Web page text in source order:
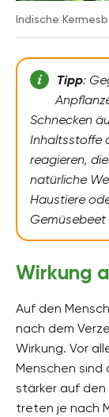
Indische
Tipp:
Schnecken
Inhaltsstoffe
reagieren,
natürliche
Haustiere
Gemüsebeet
Wirkung
Auf den
nach dem
Wirkung. Vor
Menschen
stärker auf den
treten je nach